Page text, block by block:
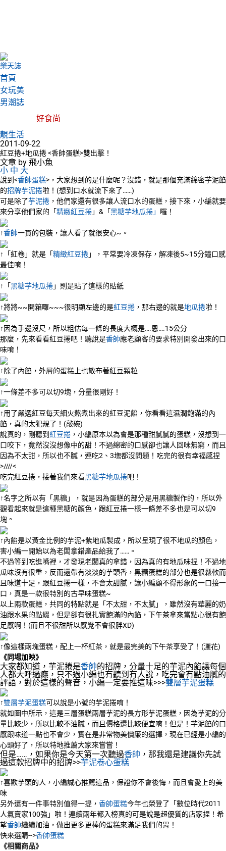
樂天誌
首頁
女玩美
男潮誌
好食尚
靚生活
2011-09-22
紅豆捲+地瓜捲 <香帥蛋糕>雙出擊！
文章 by 飛小魚
小 中 大
說到<香帥蛋糕>，大家想到的是什麼呢？沒錯，就是那個充滿綿密芋泥餡
的招牌芋泥捲啦！(想到口水就流下來了……)
可是除了芋泥捲 ，他們家還有很多讓人流口水的蛋糕，接下來，小編就要
來分享他們家的「精緻紅豆捲」&「黑糖芋地瓜捲」 囉！
↑香帥一貫的包裝，讓人看了就很安心~。
↑「紅卷」就是「精緻紅豆捲」，平常要冷凍保存，解凍後5~15分鐘口感
最佳唷！
↑「黑糖芋地瓜捲」則是貼了這樣的貼紙
↑將將~~開箱囉~~~很明顯左邊的是紅豆捲 ，那右邊的就是地瓜捲啦！
↑因為手邊沒尺，所以粗估每一條的長度大概是….恩….15公分
那麼，先來看看紅豆捲吧！聽說是香帥應老顧客的要求特別開發出來的口
味唷！
↑除了內餡，外層的蛋糕上也散布著紅豆顆粒
↑一條差不多可以切9塊，分量很剛好！
↑用了嚴選紅豆每天細火熬煮出來的紅豆泥餡，你看看這濕潤飽滿的內
餡，真的太犯規了！(敲碗)
說真的，剛聽到 紅豆捲 ，小編原本以為會是那種甜膩膩的蛋糕，沒想到一
口咬下，竟然沒沒想像中的甜！不過綿密的口感卻也讓人回味無窮，而且
因為不太甜，所以也不膩，連吃2、3塊都沒問題！吃完的很有幸福感捏
>////<
吃完紅豆捲，接著我們來看黑糖芋地瓜捲吧！
↑名字之所以有「黑糖」，就是因為蛋糕的部分是用黑糖製作的，所以外
觀看起來就是這種黑糖的顏色，跟紅豆捲一樣一條差不多也是可以切9
塊。
↑內餡是以黃金比例的芋泥+紫地瓜製成，所以呈現了很不地瓜的顏色，
害小編一開始以為老闆拿錯產品給我了……。
不過等到吃進嘴裡，才發現老闆真的拿錯，因為真的有地瓜味捏！不過地
瓜味沒有很重，反而還帶有淡淡的芋頭香，黑糖蛋糕的部分也是很鬆軟而
且味道十足，跟紅豆捲一樣，不會太甜膩，讓小編顧不得形象的一口接一
口，真是一款很特別的古早味蛋糕~
以上兩款蛋糕，共同的特點就是「不太甜，不太膩」，雖然沒有華麗的奶
油跟水果的點綴，但是卻有很扎實飽滿的內餡，下午茶拿來當點心很有飽
足感啊！(而且不很甜所以感覺不會很胖XD)
↑像這樣兩塊蛋糕，配上一杯紅茶，就是最完美的下午茶享受了！(灑花)
《同場加映》
大家都知道，芋泥捲是香帥的招牌，分量十足的芋泥內餡讓每個
人都大呼過癮，只不過小編也有聽到有人說，吃完會有點油膩的
評語，對於這樣的聲音，小編一定要推這味>>>雙層芋泥蛋糕
↑雙層芋泥蛋糕可以說是小號的芋泥捲唷！
就如圖中所示，這是三層蛋糕兩層芋泥的長方形芋泥蛋糕，因為芋泥的分
量比較少，所以比較不油膩，而且價格還比較便宜唷！但是！芋泥餡的口
感跟味道一點也不會少，實在是非常物美價廉的選擇，現在已經是小編的
心頭好了，所以特地推薦大家來嘗嘗！
但是……，如果你是今天第一次聽過香帥 ，那我還是建議你先試
過這款招牌中的招牌>>芋泥卷心蛋糕
↑喜歡芋頭的人，小編誠心推薦這品，保證你不會後悔，而且會愛上的美
味
另外還有一件事特別值得一提， 香帥蛋糕今年也榮登了「數位時代2011
人氣賣家100強」啦！連續兩年都入榜真的可是說是超優質的店家捏！希
望香帥繼續加油，做出更多更棒的蛋糕來滿足我們的胃！
快來選購-->香帥蛋糕
《相關商品》